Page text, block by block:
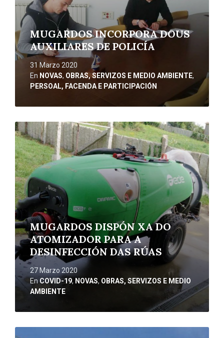
MUGARDOS INCORPORA DOUS
AUXILIARES DE POLICÍA
31 Marzo 2020
En NOVAS, OBRAS, SERVIZOS E MEDIO AMBIENTE,
PERSOAL, FACENDA E PARTICIPACIÓN
MUGARDOS DISPÓN XA DO
ATOMIZADOR PARA A
DESINFECCIÓN DAS RÚAS
27 Marzo 2020
En COVID-19, NOVAS, OBRAS, SERVIZOS E MEDIO
AMBIENTE
Ler
máis
Ler